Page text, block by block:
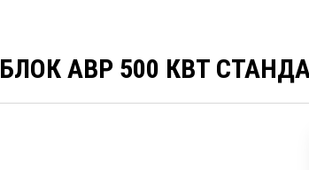
БЛОК АВР 500 КВТ